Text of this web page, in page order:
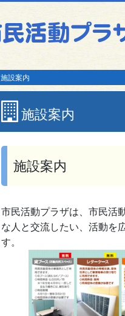
施設案内
施設案内
施設案内
市民活動プラザは、市民活
な人と交流したい、活動を
す。